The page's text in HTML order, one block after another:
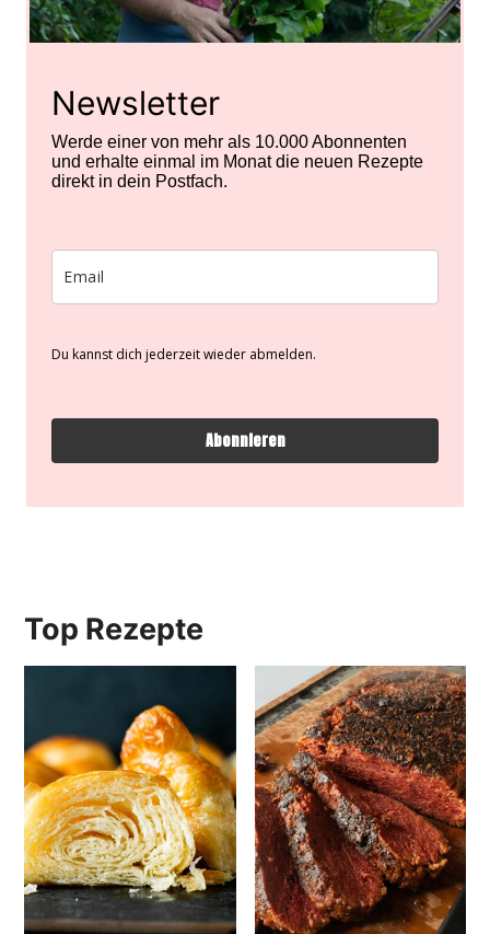
Newsletter
Werde einer von mehr als 10.000 Abonnenten
und erhalte einmal im Monat die neuen Rezepte
direkt in dein Postfach.
Du kannst dich jederzeit wieder abmelden.
Abonnieren
Top Rezepte